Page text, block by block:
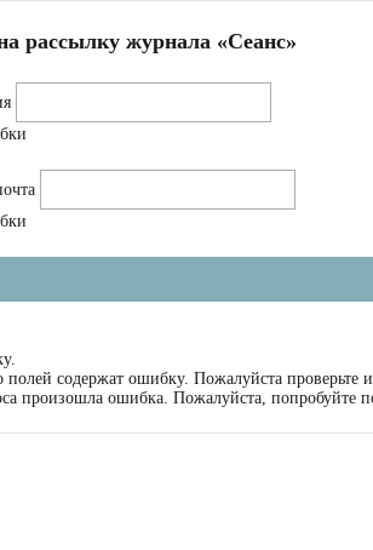
рассылку журнала «Сеанс»
полей содержат ошибку. Пожалуйста проверьте
произошла ошибка. Пожалуйста, попробуйте